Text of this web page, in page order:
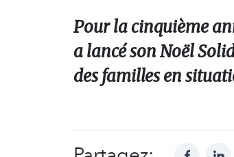
Pour la cinquième
a lancé son Noël
des familles en
facebook